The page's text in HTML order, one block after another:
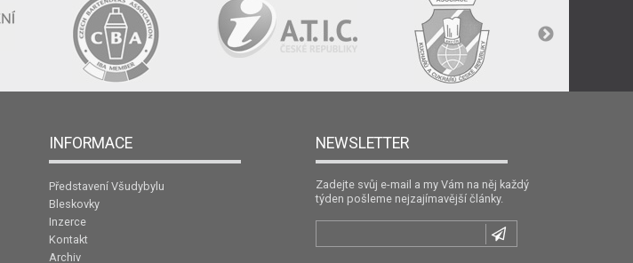
INFORMACE
Představení Všudybylu
Bleskovky
Inzerce
Kontakt
Archiv
NEWSLETTER
Zadejte svůj e-mail a my Vám na něj každý
týden pošleme nejzajímavější články.